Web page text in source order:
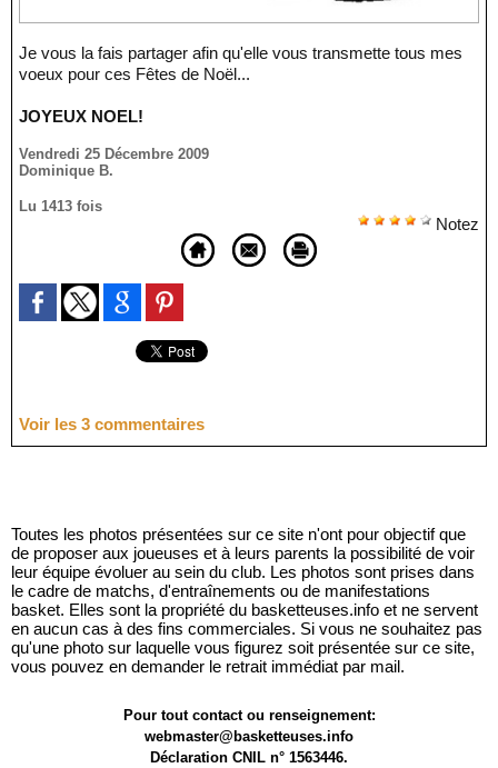
Je vous la fais partager afin qu'elle vous transmette tous mes
voeux pour ces Fêtes de Noël...
JOYEUX NOEL!
Vendredi 25 Décembre 2009
Dominique B.
Lu 1413 fois
Notez
Voir les 3 commentaires
Toutes les photos présentées sur ce site n'ont pour objectif que
de proposer aux joueuses et à leurs parents la possibilité de voir
leur équipe évoluer au sein du club. Les photos sont prises dans
le cadre de matchs, d'entraînements ou de manifestations
basket. Elles sont la propriété du basketteuses.info et ne servent
en aucun cas à des fins commerciales. Si vous ne souhaitez pas
qu'une photo sur laquelle vous figurez soit présentée sur ce site,
vous pouvez en demander le retrait immédiat par mail.
Pour tout contact ou renseignement:
webmaster@basketteuses.info
Déclaration CNIL n° 1563446.